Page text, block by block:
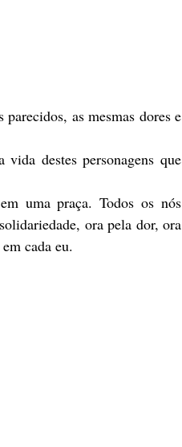
as mesmas dores e
destes personagens que
uma praça. Todos os nós
ora pela dor, ora
cada eu.